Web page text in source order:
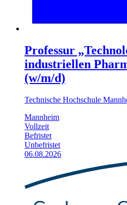
Professur
industriellen
(w/m/d)
Technische Hochschule
Mannheim
Vollzeit
Befristet
Unbefristet
06.08.2026